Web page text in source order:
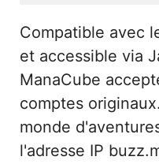
Compatible avec
et accessible via
ManaCube
comptes
monde
l'adresse IP